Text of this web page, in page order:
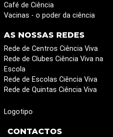
Café de Ciência
Vacinas - o poder da ciência
AS NOSSAS REDES
Rede de Centros Ciência Viva
Rede de Clubes Ciência Viva na
Escola
Rede de Escolas Ciência Viva
Rede de Quintas Ciência Viva
Logotipo
CONTACTOS